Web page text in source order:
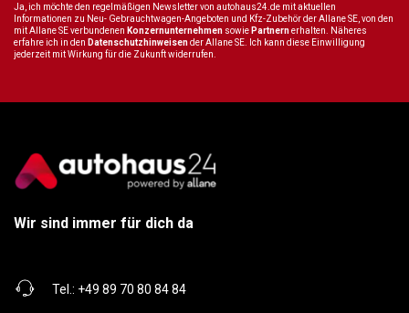
Ja, ich möchte den regelmäßigen Newsletter von autohaus24.de mit aktuellen
Informationen zu Neu- Gebrauchtwagen-Angeboten und Kfz-Zubehör der Allane SE, von den
mit Allane SE verbundenen Konzernunternehmen sowie Partnernerhalten. Näheres
erfahre ich in den Datenschutzhinweisender Allane SE. Ich kann diese Einwilligung
jederzeit mit Wirkung für die Zukunft widerrufen.
Wir sind immer für dich da
Tel.: +49 89 70 80 84 84